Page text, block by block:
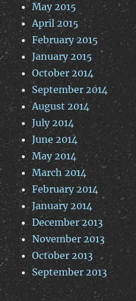
May 2015
April 2015
February 2015
January 2015
October 2014
September 2014
August 2014
July 2014
June 2014
May 2014
March 2014
February 2014
January 2014
December 2013
November 2013
October 2013
September 2013